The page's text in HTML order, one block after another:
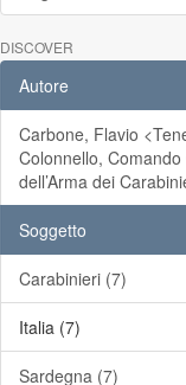
DISCOVER
Autore
Carbone, Flavio
Colonnello,
dell’Arma dei
Soggetto
Carabinieri (7)
Italia (7)
Sardegna (7)